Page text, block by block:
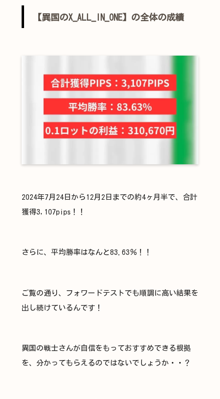
【異国のX_ALL_IN_ONE】の全体の成績
2024年7月24日から12月2日までの約4ヶ月半で、合計
獲得3,107pips！！
さらに、平均勝率はなんと83.63％！！​
ご覧の通り、フォワードテストでも順調に高い結果を
出し続けているんです！​
異国の戦士さんが自信をもっておすすめできる根拠
を、分かってもらえるのではないでしょうか・・？​